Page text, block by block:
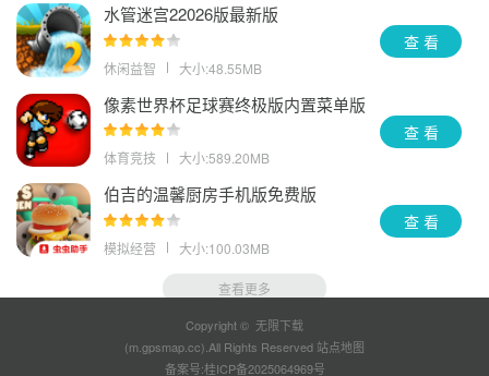
水管迷宫22026版最新版
休闲益智 大小:48.55MB
查 看
像素世界杯足球赛终极版内置菜单版
体育竞技 大小:589.20MB
查 看
伯吉的温馨厨房手机版免费版
模拟经营 大小:100.03MB
查 看
查看更多
Copyright © 无限下载
(m.gpsmap.cc).All Rights Reserved 站点地图
备案号:桂ICP备2025064969号